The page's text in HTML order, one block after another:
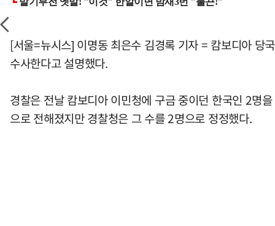
[서울=뉴시스] 이명동 최은수 김경록 기자 = 캄보디아 당
수사한다고 설명했다.
경찰은 전날 캄보디아 이민청에 구금 중이던 한국인 2명
으로 전해졌지만 경찰청은 그 수를 2명으로 정정했다.